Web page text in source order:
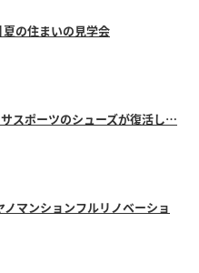
夏の住まいの見学会
スポーツのシューズが復活し…
ノマンションフルリノベーショ